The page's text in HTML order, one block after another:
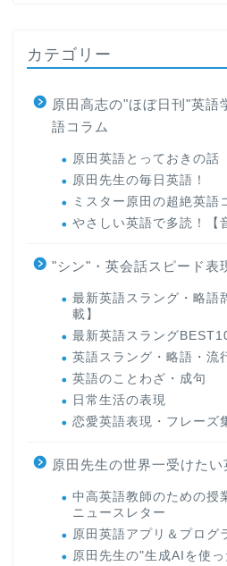
カテゴリー
原田高志の"ほぼ日刊"英語
語コラム
原田英語とっておきの話
原田先生の毎日英語！
ミスター原田の超絶英語
やさしい英語で多読！【
"シン"・英会話スピード表
最新英語スラング・略語
載】
最新英語スラング
英語スラング・略語・流
英語のことわざ・成句
日常生活の表現
恋愛英語表現・フレーズ
原田先生の世界一受けたい
中高英語教師のための授
ニュースレター
原田英語アプリ＆プログ
原田先生の"生成AIを使